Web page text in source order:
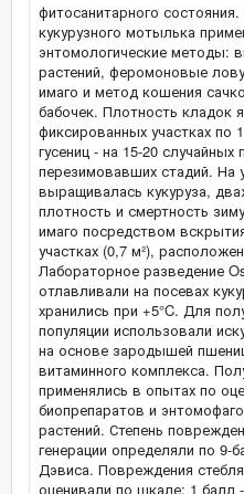
фитосанитарного
кукурузного мотылька
энтомологические методы:
растений, феромоновые
имаго и метод кошения
бабочек. Плотность кладок
фиксированных участках по
гусениц - на 15-20
перезимовавших стадий. На
выращивалась кукуруза,
плотность и смертность
имаго посредством
участках (0,7 м²),
Лабораторное разведение
отлавливали на посевах
хранились при +5°C. Для
популяции использовали
на основе зародышей
витаминного комплекса.
применялись в опытах по
биопрепаратов и
растений. Степень
генерации определяли по 9-
Дэвиса. Повреждения
оценивали по шкале: 1 балл